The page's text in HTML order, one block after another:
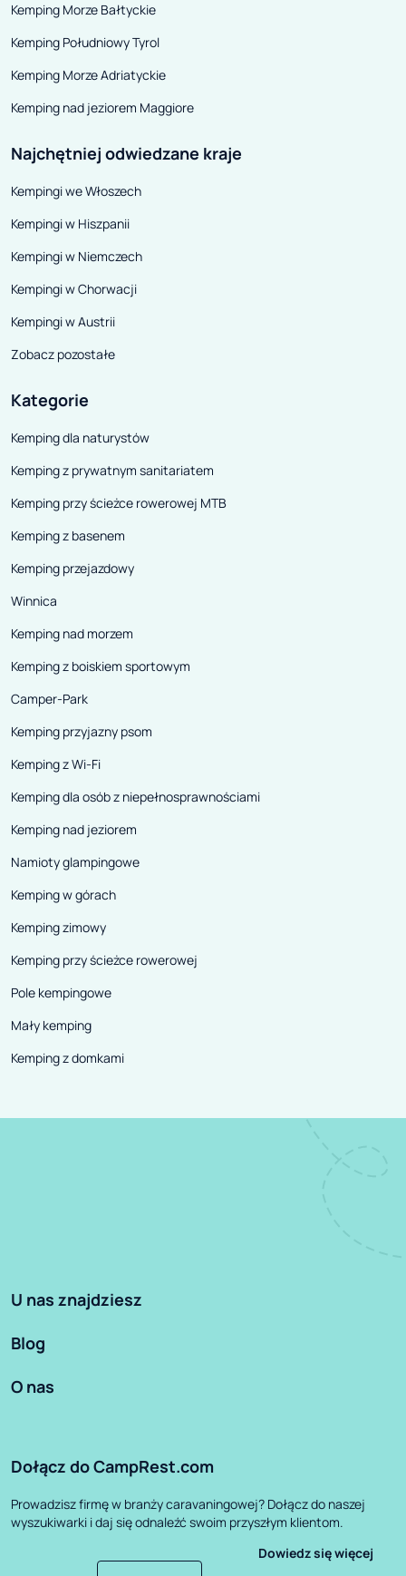
Kemping Morze Bałtyckie
Kemping Południowy Tyrol
Kemping Morze Adriatyckie
Kemping nad jeziorem Maggiore
Najchętniej odwiedzane kraje
Kempingi we Włoszech
Kempingi w Hiszpanii
Kempingi w Niemczech
Kempingi w Chorwacji
Kempingi w Austrii
Zobacz pozostałe
Kategorie
Kemping dla naturystów
Kemping z prywatnym sanitariatem
Kemping przy ścieżce rowerowej MTB
Kemping z basenem
Kemping przejazdowy
Winnica
Kemping nad morzem
Kemping z boiskiem sportowym
Camper-Park
Kemping przyjazny psom
Kemping z Wi-Fi
Kemping dla osób z niepełnosprawnościami
Kemping nad jeziorem
Namioty glampingowe
Kemping w górach
Kemping zimowy
Kemping przy ścieżce rowerowej
Pole kempingowe
Mały kemping
Kemping z domkami
U nas znajdziesz
Blog
O nas
Dołącz do CampRest.com
Prowadzisz firmę w branży caravaningowej? Dołącz do naszej
wyszukiwarki i daj się odnaleźć swoim przyszłym klientom.
Dowiedz się więcej